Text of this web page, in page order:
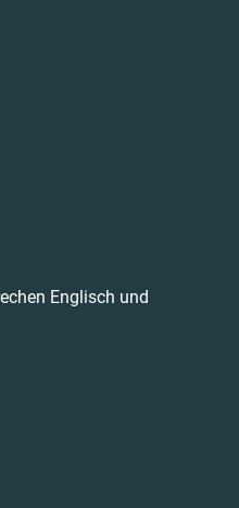
Englisch und